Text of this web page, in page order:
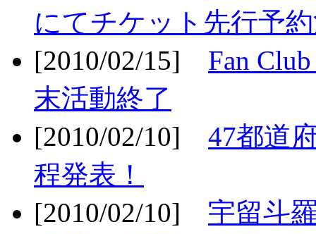
にてチケット先行予
[2010/02/15] Fan
末活動終了
[2010/02/10] 47都道
程発表！
[2010/02/10] 宇留斗